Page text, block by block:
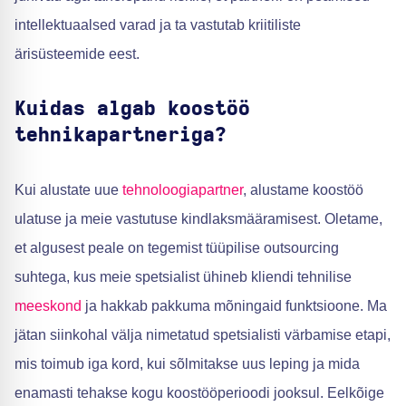
intellektuaalsed varad ja ta vastutab kriitiliste
ärisüsteemide eest.
Kuidas algab koostöö
tehnikapartneriga?
Kui alustate uue tehnoloogiapartner, alustame koostöö
ulatuse ja meie vastutuse kindlaksmääramisest. Oletame,
et algusest peale on tegemist tüüpilise outsourcing
suhtega, kus meie spetsialist ühineb kliendi tehnilise
meeskond ja hakkab pakkuma mõningaid funktsioone. Ma
jätan siinkohal välja nimetatud spetsialisti värbamise etapi,
mis toimub iga kord, kui sõlmitakse uus leping ja mida
enamasti tehakse kogu koostööperioodi jooksul. Eelkõige